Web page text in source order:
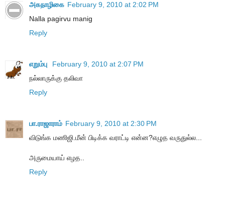
அகநாழிகை February 9, 2010 at 2:02 PM
Nalla pagirvu manig
Reply
எறும்பு
February 9, 2010 at 2:07 PM
நல்லாருக்கு தலிவா
Reply
பா.ராஜாராம் February 9, 2010 at 2:30 PM
விடுங்க மணிஜி.மீன் பிடிக்க வராட்டி என்ன?எழுத வருதுல்ல...
அருமையாய் எழத..
Reply